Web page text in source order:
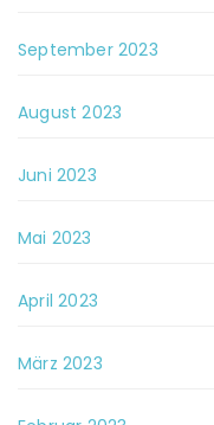
September 2023
August 2023
Juni 2023
Mai 2023
April 2023
März 2023